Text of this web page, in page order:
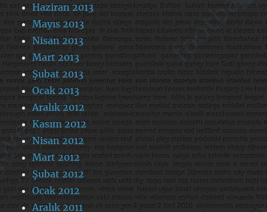
Haziran 2013
Mayıs 2013
Nisan 2013
Mart 2013
Şubat 2013
Ocak 2013
Aralık 2012
Kasım 2012
Nisan 2012
Mart 2012
Şubat 2012
Ocak 2012
Aralık 2011